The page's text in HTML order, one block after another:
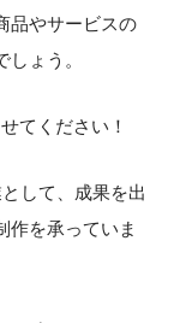
品やサービスの
ょう。
てください！
して、成果を出
作を承っていま